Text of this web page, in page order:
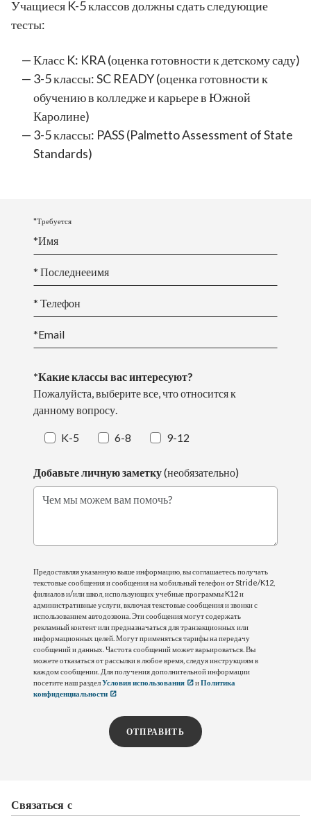
Учащиеся K-5 классов должны сдать следующие
тесты:
Класс K: KRA (оценка готовности к детскому саду)
3-5 классы: SC READY (оценка готовности к
обучению в колледже и карьере в Южной
Каролине)
3-5 классы: PASS (Palmetto Assessment of State
Standards)
*Требуется
*Имя
* Последнееимя
* Телефон
*Email
*Какие классы вас интересуют?
Пожалуйста, выберите все, что относится к
данному вопросу.
K-5 6-8 9-12
Добавьте личную заметку(необязательно)
Чем мы можем вам помочь?
Предоставляя указанную выше информацию, вы соглашаетесь получать
текстовые сообщения и сообщения на мобильный телефон от Stride/K12,
филиалов и/или школ, использующих учебные программы K12 и
административные услуги, включая текстовые сообщения и звонки с
использованием автодозвона. Эти сообщения могут содержать
рекламный контент или предназначаться для транзакционных или
информационных целей. Могут применяться тарифы на передачу
сообщений и данных. Частота сообщений может варьироваться. Вы
можете отказаться от рассылки в любое время, следуя инструкциям в
каждом сообщении. Для получения дополнительной информации
посетите наш разделУсловия использования иПолитика
конфиденциальности
ОТПРАВИТЬ
Связаться с